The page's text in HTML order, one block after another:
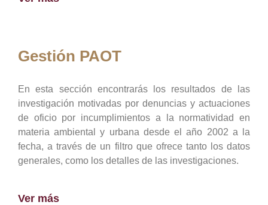
Gestión PAOT
En esta sección encontrarás los resultados de las
investigación motivadas por denuncias y actuaciones
de oficio por incumplimientos a la normatividad en
materia ambiental y urbana desde el año 2002 a la
fecha, a través de un filtro que ofrece tanto los datos
generales, como los detalles de las investigaciones.
Ver más